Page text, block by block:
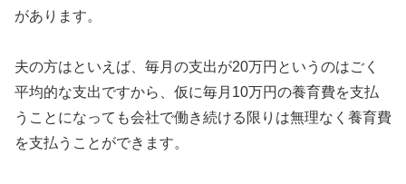
があります。
夫の方はといえば、毎月の支出が20万円というのはごく
平均的な支出ですから、仮に毎月10万円の養育費を支払
うことになっても会社で働き続ける限りは無理なく養育費
を支払うことができます。